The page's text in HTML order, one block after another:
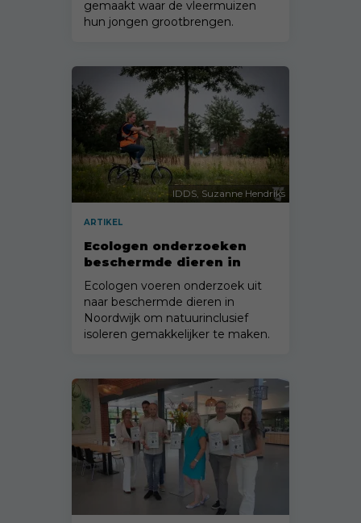
gemaakt waar de vleermuizen
hun jongen grootbrengen.
IDDS, Suzanne Hendriks
ARTIKEL
Ecologen onderzoeken
beschermde dieren in
Noordwijk
Ecologen voeren onderzoek uit
naar beschermde dieren in
Noordwijk om natuurinclusief
isoleren gemakkelijker te maken.